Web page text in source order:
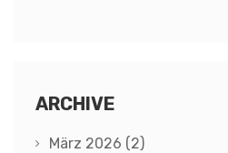
ARCHIVE
März 2026 (2)